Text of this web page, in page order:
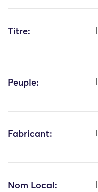
Titre:
Peuple:
Fabricant:
Nom Local: